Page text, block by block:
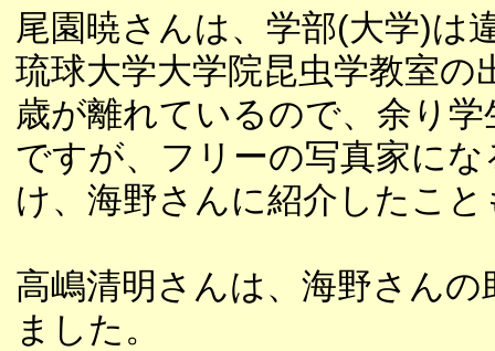
尾園暁さんは、学部(大学)は
琉球大学大学院昆虫学教室の
歳が離れているので、余り
ですが、フリーの写真家に
け、海野さんに紹介したこ
高嶋清明さんは、海野さん
ました。